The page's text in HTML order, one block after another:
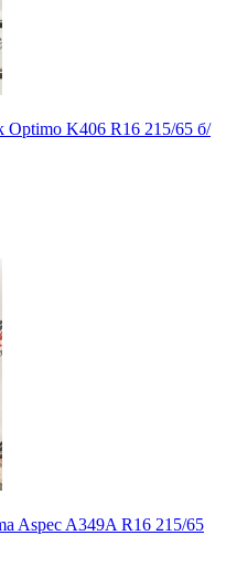
K406 R16 215/65 б/
Aspec A349A R16 215/65